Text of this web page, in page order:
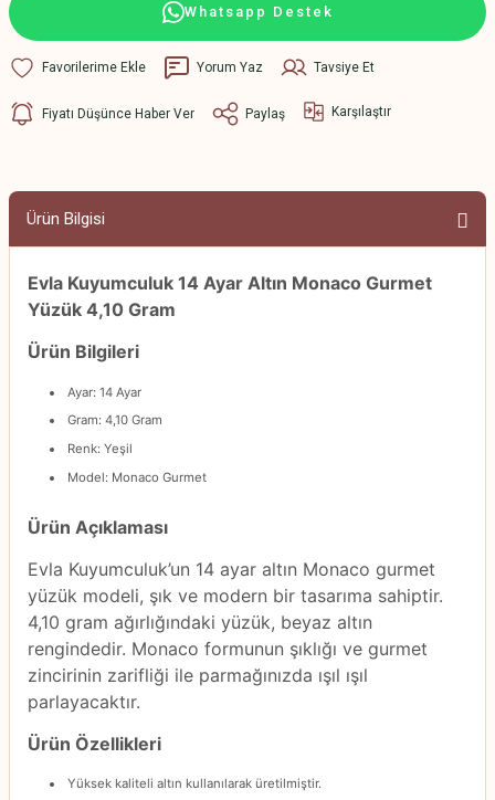
Whatsapp Destek
Yorum Yaz Tavsiye Et
Fiyatı Düşünce Haber Ver Paylaş Karşılaştır
Ürün Bilgisi
Evla Kuyumculuk 14 Ayar Altın Monaco Gurmet
Yüzük 4,10 Gram
Ürün Bilgileri
Ayar: 14 Ayar
Gram: 4,10 Gram
Renk: Yeşil
Model: Monaco Gurmet
Ürün Açıklaması
Evla Kuyumculuk’un 14 ayar altın Monaco gurmet
yüzük modeli, şık ve modern bir tasarıma sahiptir.
4,10 gram ağırlığındaki yüzük, beyaz altın
rengindedir. Monaco formunun şıklığı ve gurmet
zincirinin zarifliği ile parmağınızda ışıl ışıl
parlayacaktır.
Ürün Özellikleri
Yüksek kaliteli altın kullanılarak üretilmiştir.